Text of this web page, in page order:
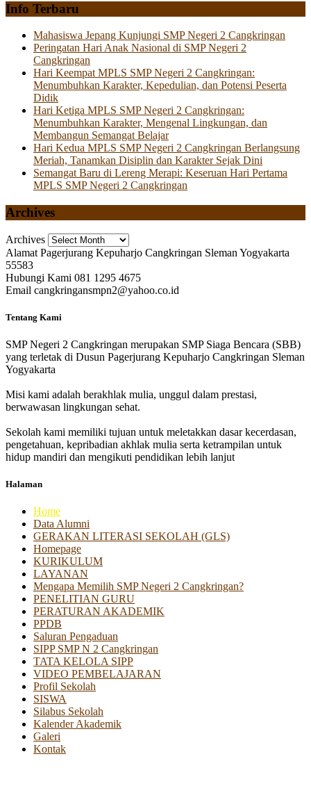
Info Terbaru
Mahasiswa Jepang Kunjungi SMP Negeri 2 Cangkringan
Peringatan Hari Anak Nasional di SMP Negeri 2
Cangkringan
Hari Keempat MPLS SMP Negeri 2 Cangkringan:
Menumbuhkan Karakter, Kepedulian, dan Potensi Peserta
Didik
Hari Ketiga MPLS SMP Negeri 2 Cangkringan:
Menumbuhkan Karakter, Mengenal Lingkungan, dan
Membangun Semangat Belajar
Hari Kedua MPLS SMP Negeri 2 Cangkringan Berlangsung
Meriah, Tanamkan Disiplin dan Karakter Sejak Dini
Semangat Baru di Lereng Merapi: Keseruan Hari Pertama
MPLS SMP Negeri 2 Cangkringan
Archives
Archives
Alamat Pagerjurang Kepuharjo Cangkringan Sleman Yogyakarta
55583
Hubungi Kami 081 1295 4675
Email cangkringansmpn2@yahoo.co.id
Tentang Kami
SMP Negeri 2 Cangkringan merupakan SMP Siaga Bencara (SBB)
yang terletak di Dusun Pagerjurang Kepuharjo Cangkringan Sleman
Yogyakarta
Misi kami adalah berakhlak mulia, unggul dalam prestasi,
berwawasan lingkungan sehat.
Sekolah kami memiliki tujuan untuk meletakkan dasar kecerdasan,
pengetahuan, kepribadian akhlak mulia serta ketrampilan untuk
hidup mandiri dan mengikuti pendidikan lebih lanjut
Halaman
Home
Data Alumni
GERAKAN LITERASI SEKOLAH (GLS)
Homepage
KURIKULUM
LAYANAN
Mengapa Memilih SMP Negeri 2 Cangkringan?
PENELITIAN GURU
PERATURAN AKADEMIK
PPDB
Saluran Pengaduan
SIPP SMP N 2 Cangkringan
TATA KELOLA SIPP
VIDEO PEMBELAJARAN
Profil Sekolah
SISWA
Silabus Sekolah
Kalender Akademik
Galeri
Kontak